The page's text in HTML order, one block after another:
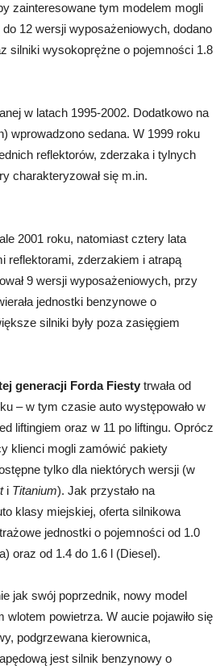
zainteresowane tym modelem mogli
12 wersji wyposażeniowych, dodano
silniki wysokoprężne o pojemności 1.8
w latach 1995-2002. Dodatkowo na
wprowadzono sedana. W 1999 roku
reflektorów, zderzaka i tylnych
charakteryzował się m.in.
2001 roku, natomiast cztery lata
reflektorami, zderzakiem i atrapą
9 wersji wyposażeniowych, przy
jednostki benzynowe o
silniki były poza zasięgiem
generacji Forda Fiesty trwała od
– w tym czasie auto występowało w
liftingiem oraz w 11 po liftingu. Oprócz
klienci mogli zamówić pakiety
tylko dla niektórych wersji (w
i Titanium). Jak przystało na
klasy miejskiej, oferta silnikowa
jednostki o pojemności od 1.0
oraz od 1.4 do 1.6 l (Diesel).
jak swój poprzednik, nowy model
powietrza. W aucie pojawiło się
podgrzewana kierownica,
jest silnik benzynowy o